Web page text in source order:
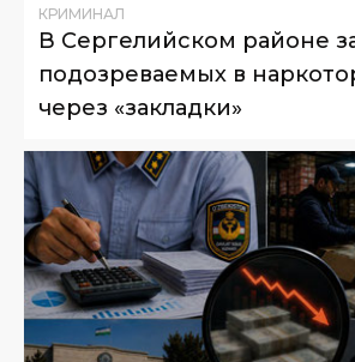
КРИМИНАЛ
В Сергелийском районе
подозреваемых в
через «закладки»